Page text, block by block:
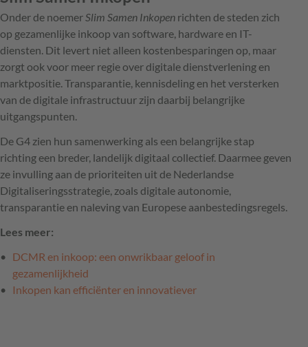
Onder de noemer Slim Samen Inkopen richten de steden zich
op gezamenlijke inkoop van software, hardware en IT-
diensten. Dit levert niet alleen kostenbesparingen op, maar
zorgt ook voor meer regie over digitale dienstverlening en
marktpositie. Transparantie, kennisdeling en het versterken
van de digitale infrastructuur zijn daarbij belangrijke
uitgangspunten.
De G4 zien hun samenwerking als een belangrijke stap
richting een breder, landelijk digitaal collectief. Daarmee geven
ze invulling aan de prioriteiten uit de Nederlandse
Digitaliseringsstrategie, zoals digitale autonomie,
transparantie en naleving van Europese aanbestedingsregels.
Lees meer:
DCMR en inkoop: een onwrikbaar geloof in
gezamenlijkheid
Inkopen kan efficiënter en innovatiever